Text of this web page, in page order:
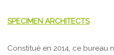
SPECIMEN ARCHITECTS
Constitué en 2014, ce bureau